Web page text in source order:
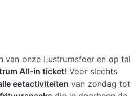
van onze Lustrumsfeer en op tal
All-in ticket! Voor slechts
eetactiviteiten van zondag tot